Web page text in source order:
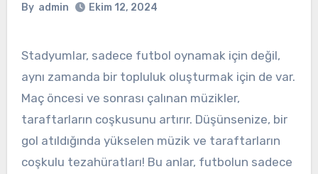
By admin Ekim 12, 2024
Stadyumlar, sadece futbol oynamak için değil,
aynı zamanda bir topluluk oluşturmak için de var.
Maç öncesi ve sonrası çalınan müzikler,
taraftarların coşkusunu artırır. Düşünsenize, bir
gol atıldığında yükselen müzik ve taraftarların
coşkulu tezahüratları! Bu anlar, futbolun sadece